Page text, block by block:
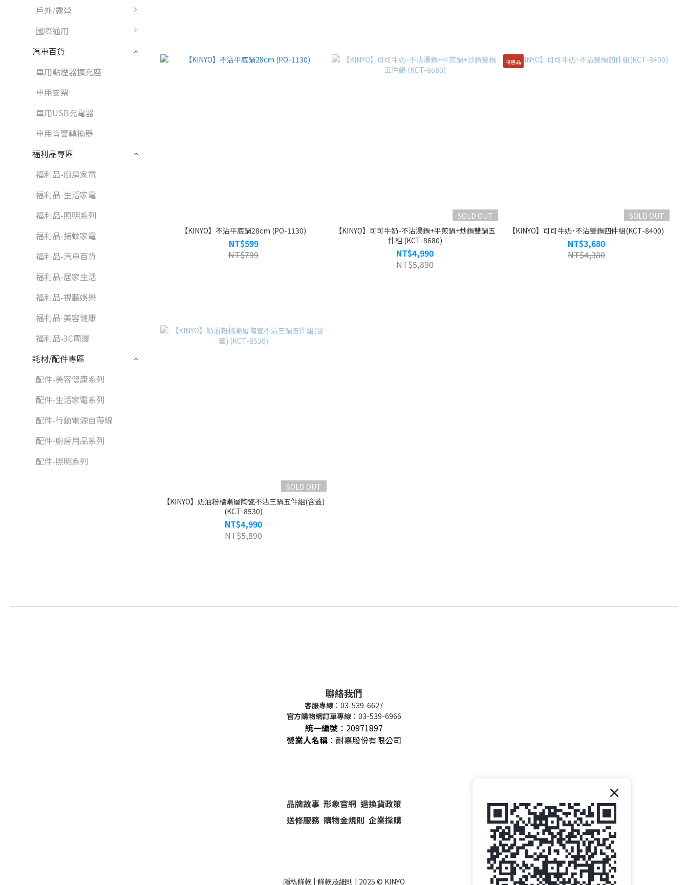
戶外/露營
國際通用
汽車百貨
車用點煙器擴充座
車用支架
車用USB充電器
車用音響轉換器
福利品專區
福利品-廚房家電
福利品-生活家電
福利品-照明系列
福利品-捕蚊家電
福利品-汽車百貨
福利品-居家生活
福利品-視聽娛樂
福利品-美容健康
福利品-3C周邊
耗材/配件專區
配件-美容健康系列
配件-生活家電系列
配件-行動電源自帶線
配件-廚房用品系列
配件-照明系列
【KINYO】不沾平底鍋28cm (PO-1130)
NT$599
NT$799
SOLD OUT
【KINYO】可可牛奶-不沾湯鍋+平煎鍋+炒鍋雙鍋五
件組 (KCT-8680)
NT$4,990
NT$5,890
特惠品
SOLD OUT
【KINYO】可可牛奶˙不沾雙鍋四件組(KCT-8400)
NT$3,680
NT$4,380
SOLD OUT
【KINYO】奶油粉橘漸層陶瓷不沾三鍋五件組(含蓋)
(KCT-8530)
NT$4,990
NT$5,890
聯絡我們
客服專線 ：03-539-6627
官方購物網訂單專線 ：03-539-6966
統一編號 ： 20971897
營業人名稱 ：耐嘉股份有限公司
品牌故事 形象官網 退換貨政策
送修服務 購物金規則 企業採購
隱私條款 | 條款及細則 | 2025 © KINYO